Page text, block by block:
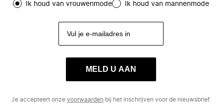
Ik houd van vrouwenmode Ik houd van mannenmode
MELD U AAN
Je accepteert onze voorwaarden bij het inschrijven voor de nieuwsbrief.